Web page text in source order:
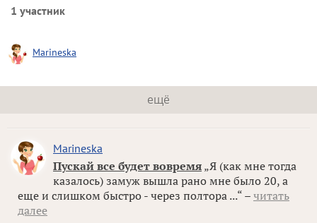
1 участник
Marineska
ещё
Marineska
Пускай все будет вовремя „Я (как мне тогда
казалось) замуж вышла рано мне было 20, а
еще и слишком быстро - через полтора ...“ – читать
далее